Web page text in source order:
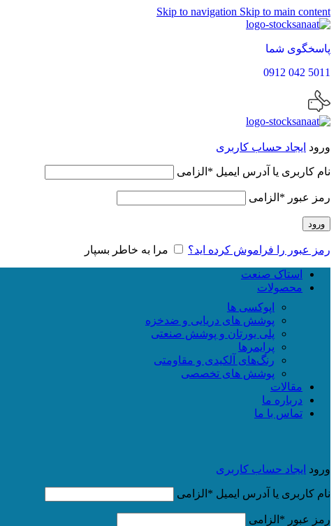
Skip to navigation Skip to main content
پاسخگوی شما
5011 042 0912
ورود ایجاد حساب کاربری
نام کاربری یا آدرس ایمیل * الزامی
رمز عبور * الزامی
ورود
رمز عبور را فراموش کرده اید؟ مرا به خاطر بسپار
استاک صنعت
محصولات
اپوکسی ها
پوشش های دریایی و ضدخزه
پلی یورتان و پوشش صنعتی
پرایمرها
رنگ‌های آلکیدی و مقاومتی
پوشش های تخصصی
مقالات
درباره ما
تماس با ما
ورود ایجاد حساب کاربری
نام کاربری یا آدرس ایمیل * الزامی
رمز عبور * الزامی